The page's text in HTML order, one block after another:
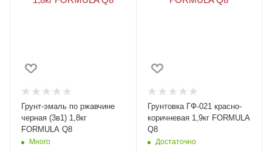
Грунт-эмаль по ржавчине
черная (3в1) 1,8кг
FORMULA Q8
Много
Грунтовка ГФ-021 красно-
коричневая 1,9кг FORMULA
Q8
Достаточно